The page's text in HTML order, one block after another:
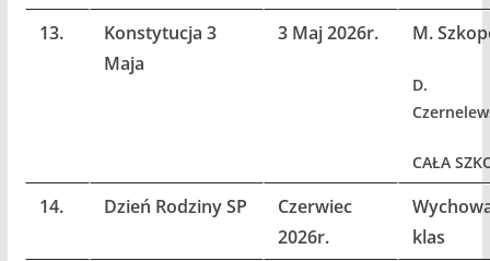
13.
Konstytucja 3
Maja
3 Maj 2026r. M.
D.
CAŁA
14. Dzień Rodziny SP
Czerwiec
2026r.
klas